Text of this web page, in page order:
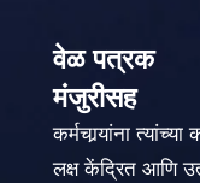
वेळ पत्रक
मंजुरीसह
कर्मचार्‍यांना त्यांच्या
लक्ष केंद्रित आणि